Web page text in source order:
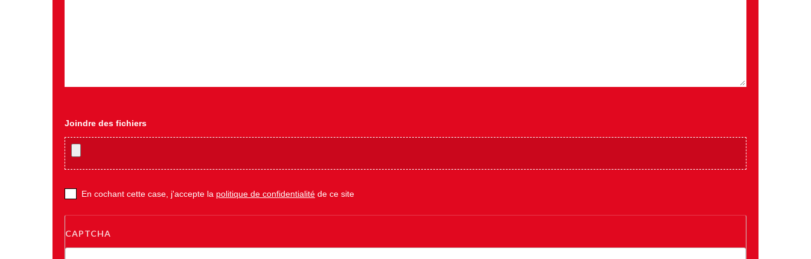
Joindre des fichiers
En cochant cette case, j'accepte la politique de confidentialité de ce site
CAPTCHA